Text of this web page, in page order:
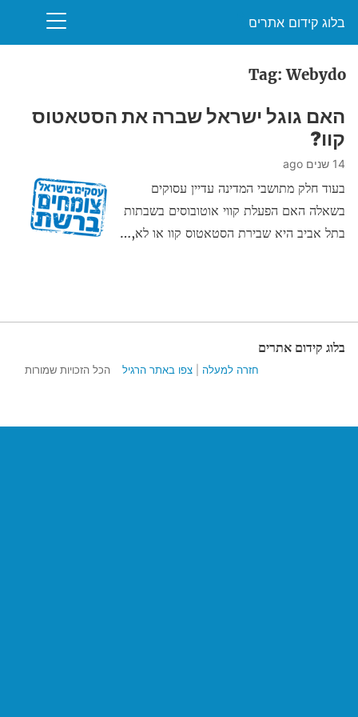
בלוג קידום אתרים
Tag: Webydo
האם גוגל ישראל שברה את הסטאטוס
קוו?
14 שנים ago
בעוד חלק מתושבי המדינה עדיין עסוקים
בשאלה האם הפעלת קווי אוטובוסים בשבתות
בתל אביב היא שבירת הסטאטוס קוו או לא,…
בלוג קידום אתרים
הכל הזכויות שמורות חזרה למעלה צפו באתר הרגיל